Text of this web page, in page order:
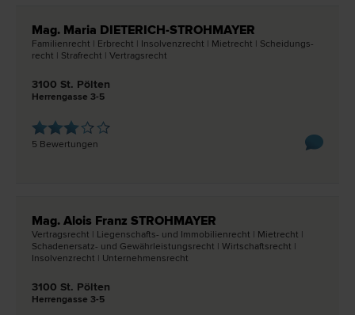
Mag. Maria DIETERICH-STROHMAYER
Familien­recht | Erb­recht | Insolvenz­recht | Miet­recht | Scheidungs­
recht | Straf­recht | Vertrags­recht
3100 St. Pölten
Herrengasse 3-5
5 Bewertungen
Mag. Alois Franz STROHMAYER
Vertrags­recht | Liegenschafts- und Immobilien­recht | Miet­recht |
Schadenersatz- und Gewährleistungs­recht | Wirtschafts­recht |
Insolvenz­recht | Unternehmens­recht
3100 St. Pölten
Herrengasse 3-5